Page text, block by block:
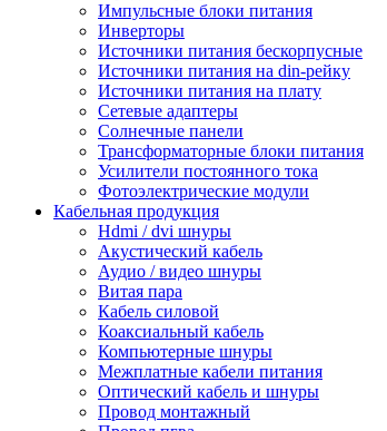
Импульсные блоки питания
Инверторы
Источники питания бескорпусные
Источники питания на din-рейку
Источники питания на плату
Сетевые адаптеры
Солнечные панели
Трансформаторные блоки питания
Усилители постоянного тока
Фотоэлектрические модули
Кабельная продукция
Hdmi / dvi шнуры
Акустический кабель
Аудио / видео шнуры
Витая пара
Кабель силовой
Коаксиальный кабель
Компьютерные шнуры
Межплатные кабели питания
Оптический кабель и шнуры
Провод монтажный